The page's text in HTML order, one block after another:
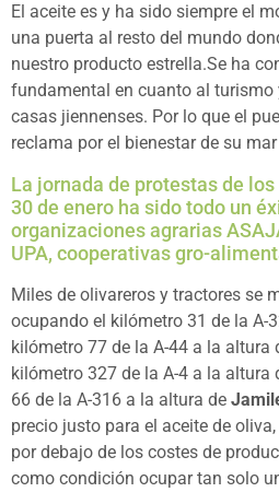
El aceite es y ha sido siempre el
una puerta al resto del mundo
nuestro producto estrella.Se ha
fundamental en cuanto al turismo
casas jiennenses. Por lo que el
reclama por el bienestar de su
La jornada de protestas de
30 de enero ha sido todo un
organizaciones agrarias
UPA, cooperativas gro-
Miles de olivareros y tractores se
ocupando el kilómetro 31 de la A-
kilómetro 77 de la A-44 a la altura
kilómetro 327 de la A-4 a la altura
66 de la A-316 a la altura de
precio justo para el aceite de
por debajo de los costes de
como condición ocupar tan solo